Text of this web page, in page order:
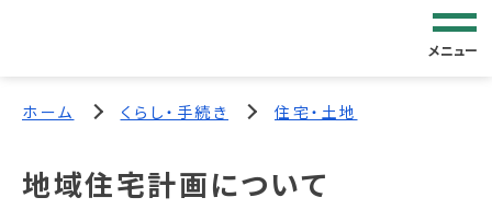
メニュー
ホーム くらし・手続き 住宅・土地
地域住宅計画について